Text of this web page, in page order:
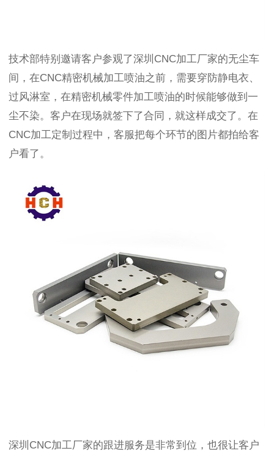
技术部特别邀请客户参观了深圳 CNC加工厂家的无尘车
间， 在CNC精密机械加工喷油之前，需要穿防静电衣、
过风淋室，在精密机械零件加工喷油的时候能够做到一
尘不染。客户在现场就签下了合同，就这样成交了。在
CNC加工定制过程中，客服把每个环节的图片都拍给客
户看了。
深圳 CNC加工厂家的跟进服务是非常到位，也很让客户